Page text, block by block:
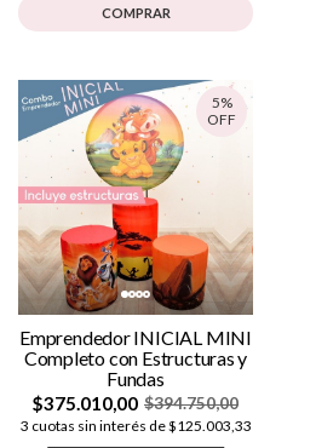
COMPRAR
5%
OFF
Emprendedor INICIAL MINI
Completo con Estructuras y
Fundas
$375.010,00 $394.750,00
3 cuotas sin interés de $125.003,33